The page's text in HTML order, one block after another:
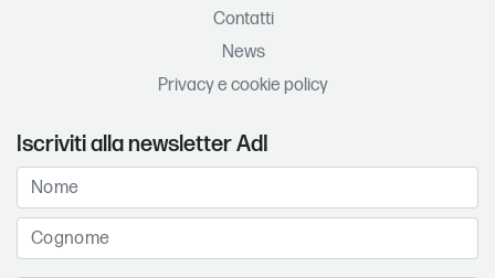
Contatti
News
Privacy e cookie policy
Iscriviti alla newsletter AdI